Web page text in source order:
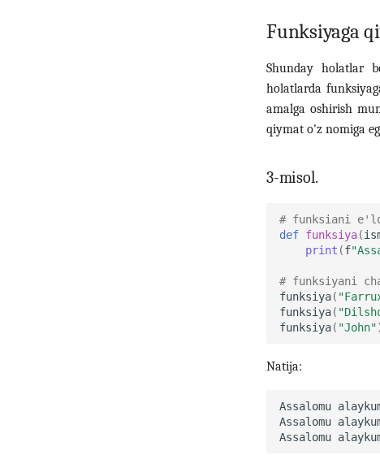
Funksiyaga
Shunday holatlar
holatlarda
amalga oshirish
qiymat o'z nomiga
3-misol.
# funksiani
def funksiya(
print (f
# funksiyani
funksiya(
funksiya(
funksiya( "John"
Natija: